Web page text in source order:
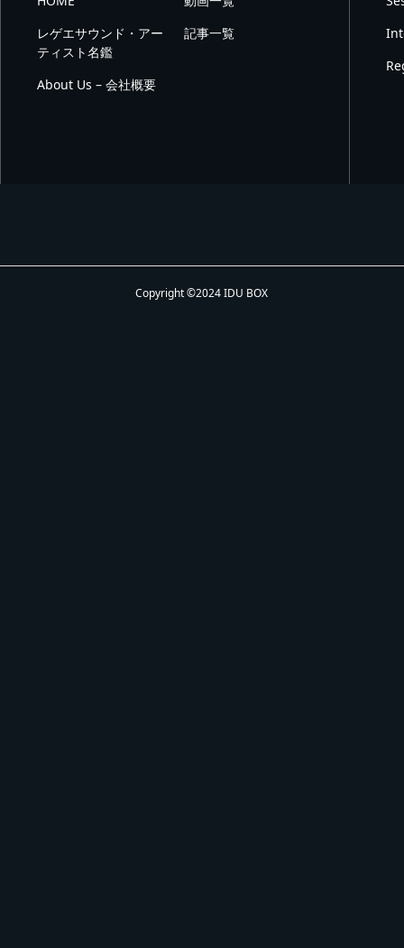
レゲエサウンド・アー
ティスト名鑑
記事一覧
About Us – 会社概要
Copyright ©2024 IDU BOX